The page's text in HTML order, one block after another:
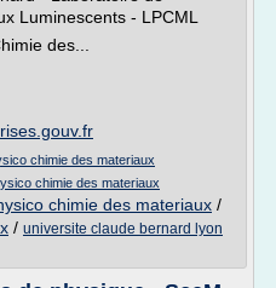
Luminescents - LPCML
des...
chimie des materiaux
chimie des materiaux
chimie des materiaux /
/ universite claude bernard lyon